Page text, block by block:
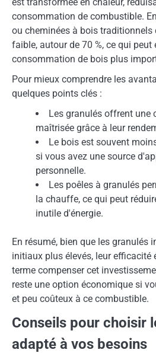
consommation de combustible.
ou cheminées à bois
faible, autour de 70 %, ce qui peut
consommation de bois plus
Pour mieux comprendre les
quelques points clés :
Les granulés offrent une
maîtrisée grâce à leur
Le bois est souvent
si vous avez une source
personnelle.
Les poêles à granulés
la chauffe, ce qui peut
inutile d'énergie.
En résumé, bien que les granulés
initiaux plus élevés, leur efficacité
terme compenser cet
reste une option économique si
et peu coûteux à ce combustible.
Conseils pour choisir
adapté à vos besoins